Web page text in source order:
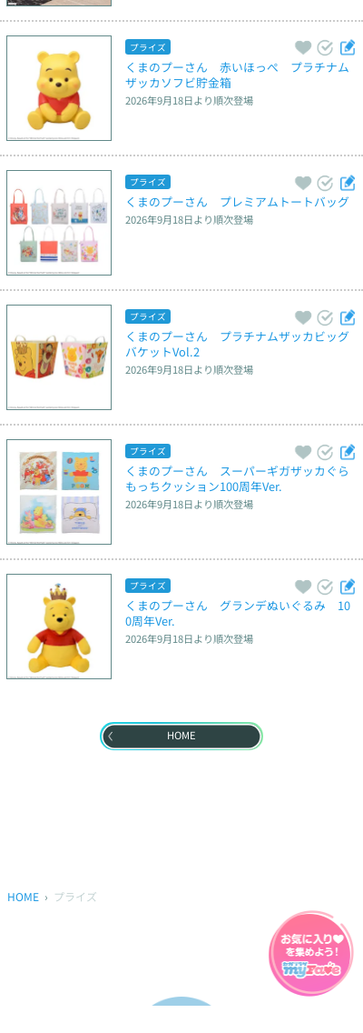
プライズ
くまのプーさん　赤いほっぺ　プラチナム
ザッカソフビ貯金箱
2026年9月18日より順次登場
プライズ
くまのプーさん　プレミアムトートバッグ
2026年9月18日より順次登場
プライズ
くまのプーさん　プラチナムザッカビッグ
バケットVol.2
2026年9月18日より順次登場
プライズ
くまのプーさん　スーパーギガザッカぐら
もっちクッション100周年Ver.
2026年9月18日より順次登場
プライズ
くまのプーさん　グランデぬいぐるみ　10
0周年Ver.
2026年9月18日より順次登場
HOME
HOME プライズ